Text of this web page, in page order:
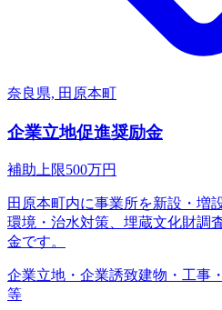
奈良県, 田原本町
企業立地促進奨励金
補助上限500万円
田原本町内に事業所を新設・増
環境・治水対策、埋蔵文化財調
金です。
企業立地・企業誘致建物・工事
等